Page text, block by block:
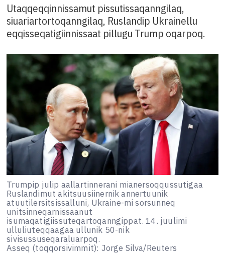
Utaqqeqqinnissamut pissutissaqanngilaq,
siuariartortoqanngilaq, Ruslandip Ukrainellu
eqqisseqatigiinnissaat pillugu Trump oqarpoq.
Trumpip julip aallartinnerani mianersoqqussutigaa
Ruslandimut akitsuusiinernik annertuunik
atuutilersitsissalluni, Ukraine-mi sorsunneq
unitsinneqarnissaanut
isumaqatigiissuteqartoqanngippat. 14. juulimi
ulluliuteqqaagaa ullunik 50-nik
sivisussuseqaraluarpoq.
Asseq (toqqorsivimmit): Jorge Silva/Reuters